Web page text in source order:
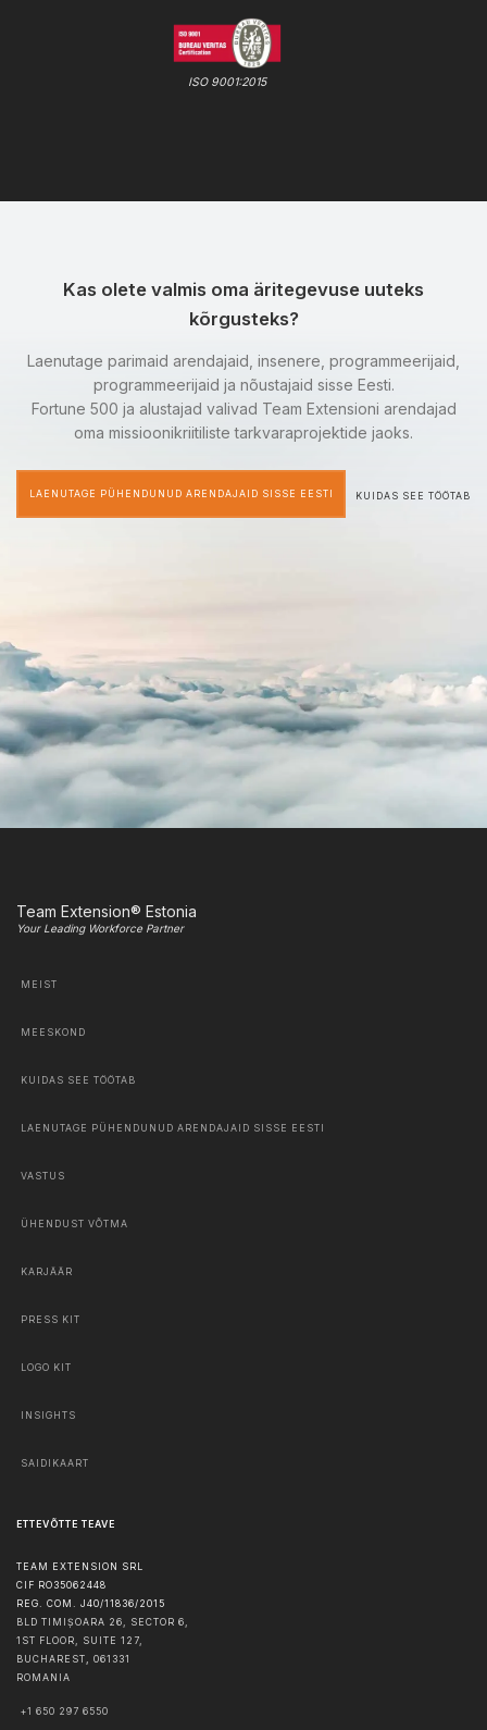
ISO 9001:2015
Kas olete valmis oma äritegevuse uuteks
kõrgusteks?
Laenutage parimaid arendajaid, insenere, programmeerijaid,
programmeerijaid ja nõustajaid sisse Eesti.
Fortune 500 ja alustajad valivad Team Extensioni arendajad
oma missioonikriitiliste tarkvaraprojektide jaoks.
LAENUTAGE PÜHENDUNUD ARENDAJAID SISSE EESTI KUIDAS SEE TÖÖTAB
Team Extension® Estonia
Your Leading Workforce Partner
MEIST
MEESKOND
KUIDAS SEE TÖÖTAB
LAENUTAGE PÜHENDUNUD ARENDAJAID SISSE EESTI
VASTUS
ÜHENDUST VÕTMA
KARJÄÄR
PRESS KIT
LOGO KIT
INSIGHTS
SAIDIKAART
ETTEVÕTTE TEAVE
TEAM EXTENSION SRL
CIF RO35062448
REG. COM. J40/11836/2015
BLD TIMIȘOARA 26, SECTOR 6,
1ST FLOOR, SUITE 127,
BUCHAREST, 061331
ROMANIA
+1 650 297 6550